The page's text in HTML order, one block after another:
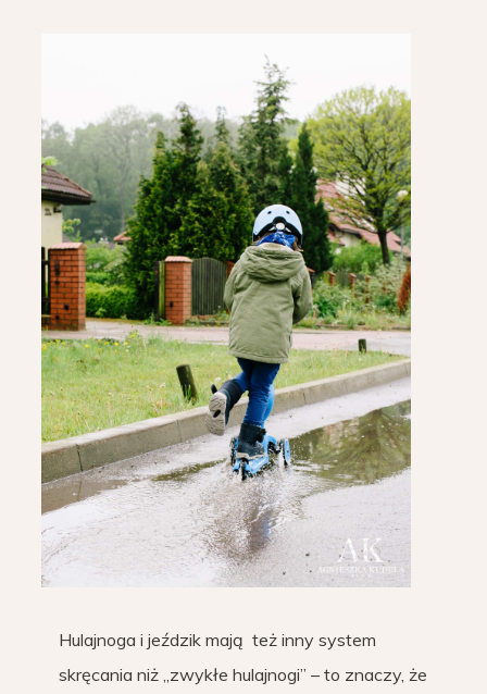
Hulajnoga i jeździk mają też inny system
skręcania niż „zwykłe hulajnogi” – to znaczy, że